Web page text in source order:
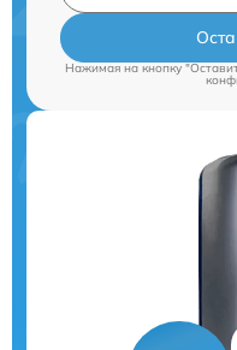
Нажимая на кнопку